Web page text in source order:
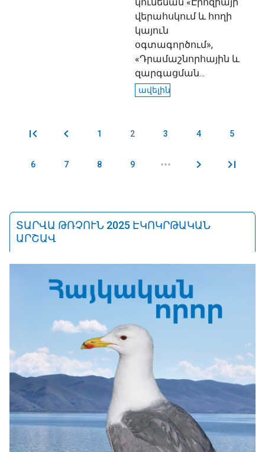
վերահսկում և հողի
կայուն
օգտագործում»,
«Դրամաշնորհային և
զարգացման...
ավելին
Էջեր 1 2 3 4 5
6 7 8 9
ՏԱՐՎԱ ԹՌՉՈՒՆ 2025 ԷԿՈԿՐԹԱԿԱՆ
ԱՐՇԱՎ